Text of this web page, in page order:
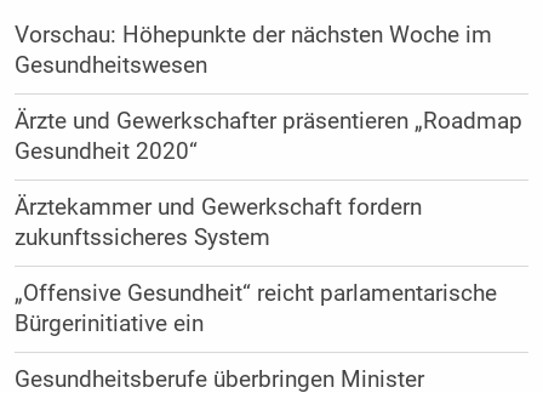
Vorschau: Höhepunkte der nächsten Woche im
Gesundheitswesen
Ärzte und Gewerkschafter präsentieren „Roadmap
Gesundheit 2020“
Ärztekammer und Gewerkschaft fordern
zukunftssicheres System
„Offensive Gesundheit“ reicht parlamentarische
Bürgerinitiative ein
Gesundheitsberufe überbringen Minister